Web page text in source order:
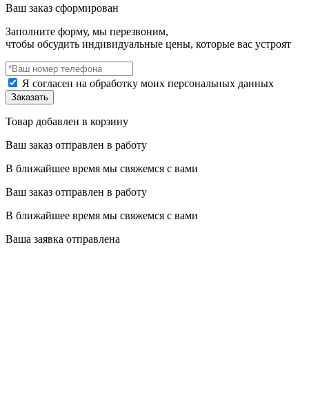
Ваш заказ сформирован
Заполните форму, мы перезвоним,
чтобы обсудить индивидуальные цены, которые вас устроят
Я согласен на обработку моих персональных данных
Товар добавлен в корзину
Ваш заказ отправлен в работу
В ближайшее время мы свяжемся с вами
Ваш заказ отправлен в работу
В ближайшее время мы свяжемся с вами
Ваша заявка отправлена